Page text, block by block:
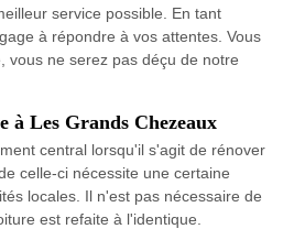
service possible. En tant
à répondre à vos attentes. Vous
vous ne serez pas déçu de notre
à Les Grands Chezeaux
central lorsqu'il s'agit de rénover
celle-ci nécessite une certaine
locales. Il n'est pas nécessaire de
est refaite à l'identique.